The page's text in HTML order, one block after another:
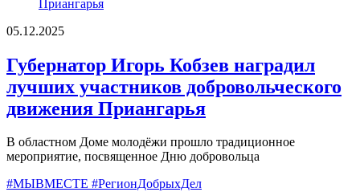
05.12.2025
Губернатор Игорь Кобзев наградил
лучших участников добровольческого
движения Приангарья
В областном Доме молодёжи прошло традиционное
мероприятие, посвященное Дню добровольца
#МЫВМЕСТЕ #РегионДобрыхДел